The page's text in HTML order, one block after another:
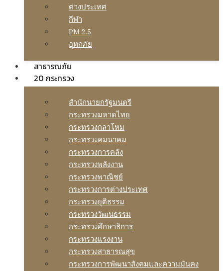
ต่างประเทศ
กีฬา
PM 2.5
อุทกภัย
สาธารณภัย
20 กระทรวง
สํานักนายกรัฐมนตรี
กระทรวงมหาดไทย
กระทรวงกลาโหม
กระทรวงคมนาคม
กระทรวงการคลัง
กระทรวงพลังงาน
กระทรวงพาณิชย์
กระทรวงการต่างประเทศ
กระทรวงยุติธรรม
กระทรวงวัฒนธรรม
กระทรวงศึกษาธิการ
กระทรวงแรงงาน
กระทรวงสาธารณสุข
กระทรวงการพัฒนาสังคมและความมันคง